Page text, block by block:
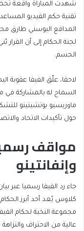
شهدت المباراة واقعة
تقنية حكم الفيديو
المدافع البوسني طارق
لجنة الحكام إلى أن القرار
الحسم.
لاحقا، علّق الفيفا عقوبة
ماوريسيو بوتشيتينو
حول تأكيدات الاتحاد
مواقف
وإنفانتينو
جاء رد الفيفا رسميا عبر
كلاوس يُعد أحد أبرز
مجموعة النخبة لحكام
عالية من الاحتراف